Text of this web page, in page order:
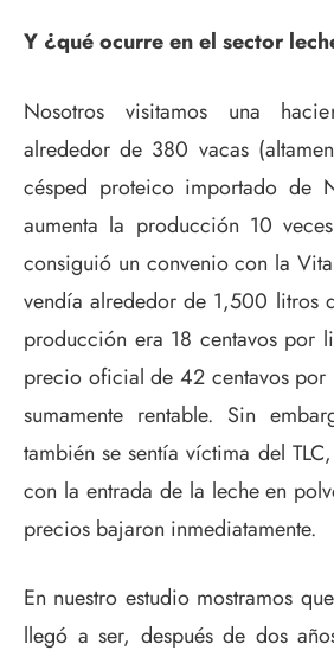
Y ¿qué ocurre en el sector
Nosotros visitamos una
alrededor de 380 vacas
césped proteico importado de
aumenta la producción 10
consiguió un convenio con la
vendía alrededor de 1,500 litros
producción era 18 centavos por
precio oficial de 42 centavos
sumamente rentable. Sin
también se sentía víctima del
con la entrada de la leche en
precios bajaron inmediatamente.
En nuestro estudio mostramos
llegó a ser, después de dos